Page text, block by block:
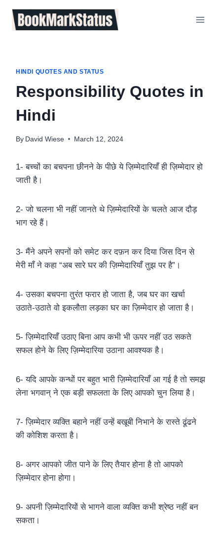
content
HINDI QUOTES AND STATUS
Responsibility Quotes in
Hindi
By David Wiese March 12, 2024
1- बच्चों का बचपना छीनने के पीछे ये ज़िम्मेदारियाँ ही ज़िम्मेदार हो
जाती है।
2- जो चलना भी नहीं जानते थे ज़िम्मेदारियों के चलते आज दौड़
भाग रहे हैं।
3- मैंने अपने सपनों को समेट कर दफ़न कर दिया जिस दिन से
मेरी माँ ने कहा “अब सारे घर की ज़िम्मेदारियाँ तुझ पर है”।
4- उसका बचपना तुरंत फरार हो जाता है, जब घर का खर्चा
उठाते-उठाते वो इकलौता लड़का घर का ज़िम्मेदार हो जाता है।
5- ज़िम्मेदारियाँ उठाए बिना आप कभी भी ऊपर नहीं उठ सकते
सफल होने के लिए ज़िम्मेदारिया उठाना आवश्यक है।
6- यदि आपके कन्धों पर बहुत भारी ज़िम्मेदारियाँ आ गई है तो समझ
लेना भगवान् ने एक बड़ी सफलता के लिए आपको चुन लिया है।
7- ज़िम्मेदार व्यक्ति बहाने नहीं उन्हें बखूबी निभाने के रास्ते ढूंढने
की कोशिश करता है।
8- अगर आपको जीत पाने के लिए तैयार होना है तो आपको
ज़िम्मेदार होना होगा।
9- अपनी ज़िम्मेदारियों से भागने वाला व्यक्ति कभी श्रेष्ठ नहीं बन
सकता।